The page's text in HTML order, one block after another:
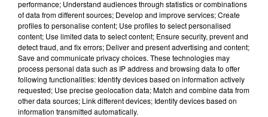
Mans !
Alouette vous invite à
Futuroscope Xperiences !
performance; Understand audiences through statistics or combinations
of data from different sources; Develop and improve services; Create
profiles to personalise content; Use profiles to select personalised
content; Use limited data to select content; Ensure security, prevent and
detect fraud, and fix errors; Deliver and present advertising and content;
Save and communicate privacy choices. These technologies may
process personal data such as IP address and browsing data to offer
following functionalities: Identify devices based on information actively
requested; Use precise geolocation data; Match and combine data from
other data sources; Link different devices; Identify devices based on
information transmitted automatically.